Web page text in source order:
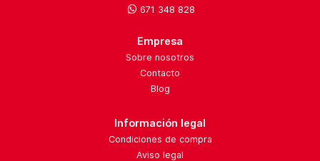
671 348 828
Empresa
Sobre nosotros
Contacto
Blog
Información legal
Condiciones de compra
Aviso legal